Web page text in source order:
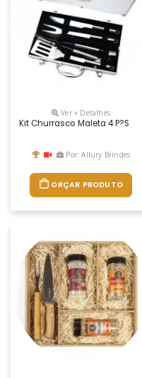
Ver + Detalhes
Kit Churrasco Maleta 4 P?s
Por: Allury Brindes
ORÇAR PRODUTO